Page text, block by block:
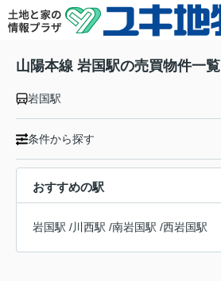
山陽本線 岩国駅の売買物件一覧
岩国駅
条件から探す
おすすめの駅
岩国駅 /川西駅 /南岩国駅 /西岩国駅